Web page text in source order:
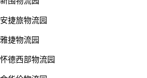
安捷旅物流园
雅捷物流园
怀德西部物流园